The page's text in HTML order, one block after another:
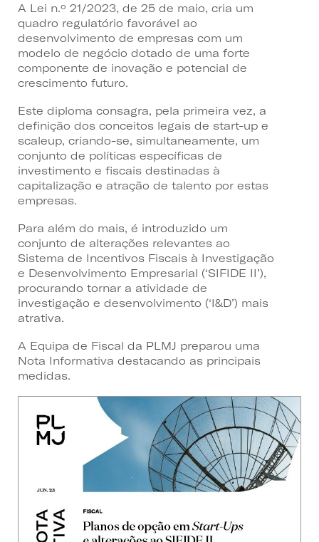
A Lei n.º 21/2023, de 25 de maio, cria um
quadro regulatório favorável ao
desenvolvimento de empresas com um
modelo de negócio dotado de uma forte
componente de inovação e potencial de
crescimento futuro.
Este diploma consagra, pela primeira vez, a
definição dos conceitos legais de start-up e
scaleup, criando-se, simultaneamente, um
conjunto de políticas específicas de
investimento e fiscais destinadas à
capitalização e atração de talento por estas
empresas.
Para além do mais, é introduzido um
conjunto de alterações relevantes ao
Sistema de Incentivos Fiscais à Investigação
e Desenvolvimento Empresarial (‘SIFIDE II’),
procurando tornar a atividade de
investigação e desenvolvimento (‘I&D’) mais
atrativa.
A Equipa de Fiscal da PLMJ preparou uma
Nota Informativa destacando as principais
medidas.